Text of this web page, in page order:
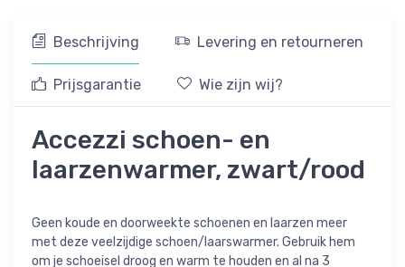
Beschrijving Levering en retourneren
Prijsgarantie Wie zijn wij?
Accezzi schoen- en
laarzenwarmer, zwart/rood
Geen koude en doorweekte schoenen en laarzen meer
met deze veelzijdige schoen/laarswarmer. Gebruik hem
om je schoeisel droog en warm te houden en al na 3